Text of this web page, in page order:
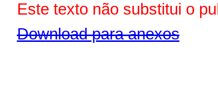
Este texto não substitui o
Download para anexos